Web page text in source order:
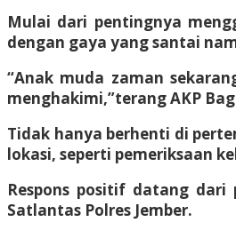
Mulai dari pentingnya
dengan gaya yang santai
“Anak muda zaman
menghakimi,”terang AKP
Tidak hanya berhenti di
lokasi, seperti pemeriksaan
Respons positif datang
Satlantas Polres Jember.